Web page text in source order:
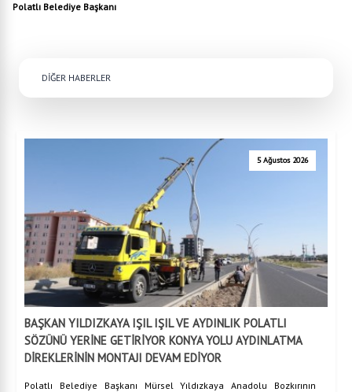
Polatlı Belediye Başkanı
DİĞER HABERLER
5 Ağustos 2026
BAŞKAN YILDIZKAYA IŞIL IŞIL VE AYDINLIK POLATLI
SÖZÜNÜ YERİNE GETİRİYOR KONYA YOLU AYDINLATMA
DİREKLERİNİN MONTAJI DEVAM EDİYOR
Polatlı Belediye Başkanı Mürsel Yıldızkaya Anadolu Bozkırının